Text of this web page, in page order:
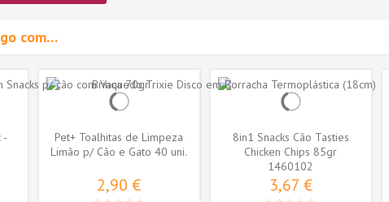
com…
-
Pet+ Toalhitas de Limpeza
Limão p/ Cão e Gato 40 uni.
2,90 €
8in1 Snacks Cão Tasties
Chicken Chips 85gr
1460102
3,67 €